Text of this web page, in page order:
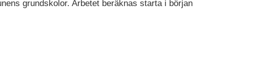
grundskolor. Arbetet beräknas starta i början